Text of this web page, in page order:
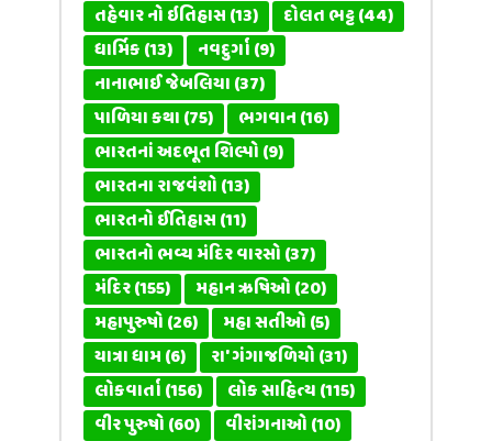
તહેવાર નો ઇતિહાસ(13) દોલત ભટ્ટ(44)
ધાર્મિક(13) નવદુર્ગા(9)
નાનાભાઈ જેબલિયા(37)
પાળિયા કથા(75) ભગવાન(16)
ભારતનાં અદભૂત શિલ્પો(9)
ભારતના રાજવંશો(13)
ભારતનો ઈતિહાસ(11)
ભારતનો ભવ્ય મંદિર વારસો(37)
મંદિર(155) મહાન ઋષિઓ(20)
મહાપુરુષો(26) મહા સતીઓ(5)
યાત્રા ધામ(6) રા' ગંગાજળિયો(31)
લોકવાર્તા(156) લોક સાહિત્ય(115)
વીર પુરુષો(60) વીરાંગનાઓ(10)